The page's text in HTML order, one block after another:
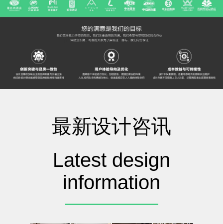
最新设计咨讯
Latest design
information